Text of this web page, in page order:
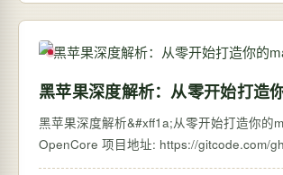
黑苹果深度解析：从零开始打造
黑苹果深度解析&#xff1a;从零开始打造你的